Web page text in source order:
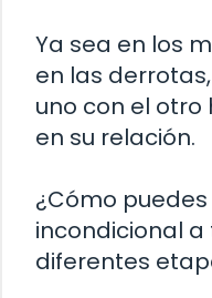
Ya sea en los
en las
uno con el otro
en su relación.
¿Cómo
incondicional
diferentes